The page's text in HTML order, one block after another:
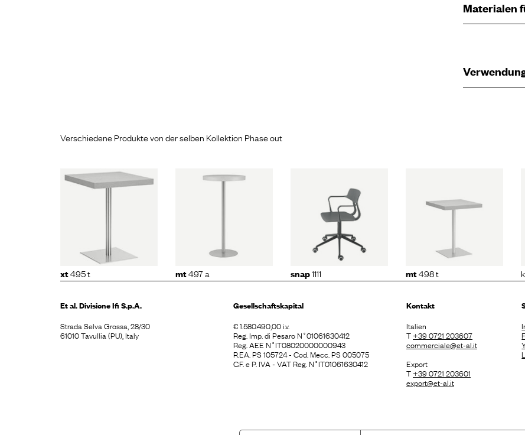
Materialen
Verschiedene Produkte von der selben Kollektion Phase out
xt495 t mt497 a snap1111
mt498 t
mt498 t
kontea 307
Et al. DivisioneIfi S.p.A.
Strada Selva Grossa, 28/30
61010 Tavullia (PU), Italy
Gesellschaftskapital
€ 1.580.490,00 i.v.
Reg. Imp. di Pesaro N˚01061630412
Reg. AEE N˚IT08020000000943
R.EA. PS 105724 - Cod. Mecc. PS 005075
C.F. e P. IVA - VAT Reg. N˚IT01061630412
Kontakt
Italien
T+39 0721 203607
commerciale@et-al.it
Export
T+39 0721 203601
export@et-al.it